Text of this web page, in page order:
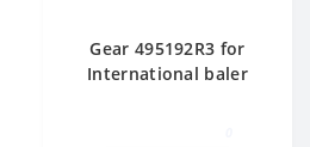
Gear 495192R3 for
International baler